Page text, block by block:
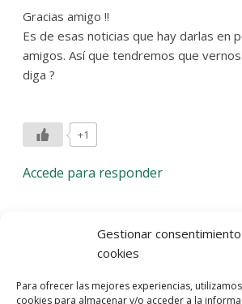
Gestionar
cookies
Para ofrecer las mejores experiencias,
cookies para almacenar y/o acceder a la
Gracias amigo !!
Es de esas noticias que hay darlas en
amigos. Así que tendremos que
diga ?
+1
Accede para responder
Deja una respuesta
comentario.